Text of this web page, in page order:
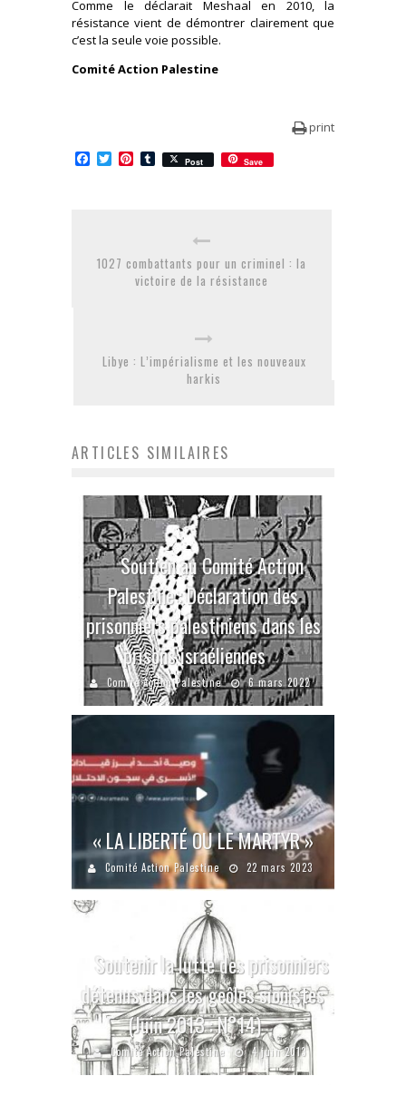
Comme le déclarait Meshaal en 2010, la
résistance vient de démontrer clairement que
c’est la seule voie possible.
Comité Action Palestine
print
Facebook
TwitterPinterest
Tumblr
Post Save
1027 combattants pour un criminel : la
victoire de la résistance
Libye : L’impérialisme et les nouveaux
harkis
ARTICLES SIMILAIRES
Soutien au Comité Action
Palestine : Déclaration des
prisonniers palestiniens dans les
prisons israéliennes
Comité Action Palestine 6 mars 2022
« LA LIBERTÉ OU LE MARTYR »
Comité Action Palestine 22 mars 2023
Soutenir la lutte des prisonniers
détenus dans les geôles sionistes
(Juin 2013 : N°14)
Comité Action Palestine 4 juin 2013